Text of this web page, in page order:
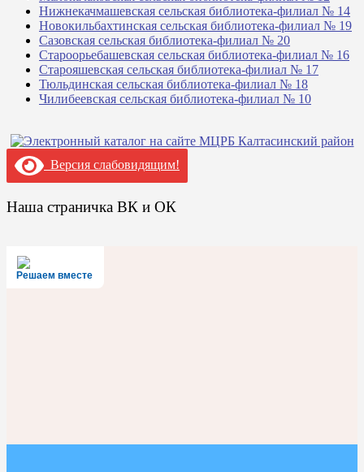
Нижнекачмашевская сельская библиотека-филиал № 14
Новокильбахтинская сельская библиотека-филиал № 19
Сазовская сельская библиотека-филиал № 20
Староорьебашевская сельская библиотека-филиал № 16
Старояшевская сельская библиотека-филиал № 17
Тюльдинская сельская библиотека-филиал № 18
Чилибеевская сельская библиотека-филиал № 10
Версия слабовидящим!
Наша страничка ВК и ОК
Решаем вместе